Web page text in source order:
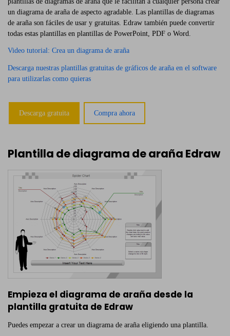
un diagrama de araña de aspecto agradable. Las plantillas de diagramas
de araña son fáciles de usar y gratuitas. Edraw también puede convertir
todas estas plantillas en plantillas de PowerPoint, PDF o Word.
Video tutorial: Crea un diagrama de araña
Descarga nuestras plantillas gratuitas de gráficos de araña en el software
para utilizarlas como quieras
Descarga gratuita Compra ahora
Plantilla de diagrama de araña Edraw
Empieza el diagrama de araña desde la
plantilla gratuita de Edraw
Puedes empezar a crear un diagrama de araña eligiendo una plantilla.